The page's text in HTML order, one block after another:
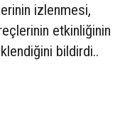
izlenmesi,
etkinliğinin
bildirdi..